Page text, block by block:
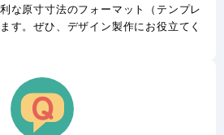
な原寸寸法のフォーマット（テンプレ
す。ぜひ、デザイン製作にお役立てく